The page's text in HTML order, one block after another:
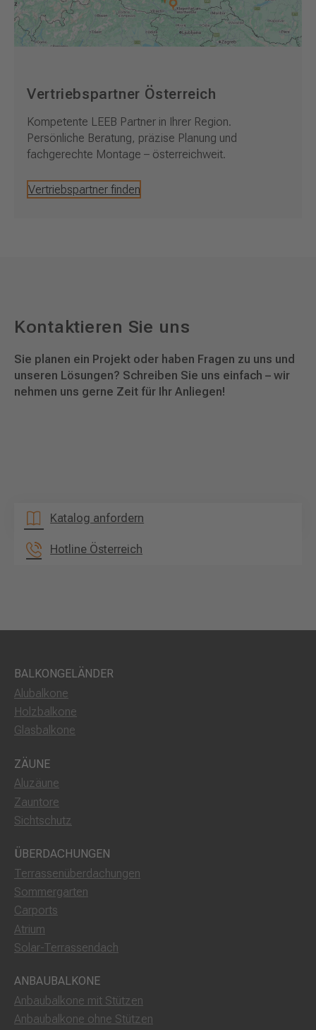
Vertriebspartner Österreich
Kompetente LEEB Partner in Ihrer Region.
Persönliche Beratung, präzise Planung und
fachgerechte Montage – österreichweit.
Vertriebspartner finden
Kontaktieren Sie uns
Sie planen ein Projekt oder haben Fragen zu uns und
unseren Lösungen? Schreiben Sie uns einfach – wir
nehmen uns gerne Zeit für Ihr Anliegen!
Katalog anfordern
Hotline Österreich
BALKONGELÄNDER
Alubalkone
Holzbalkone
Glasbalkone
ZÄUNE
Aluzäune
Zauntore
Sichtschutz
ÜBERDACHUNGEN
Terrassenüberdachungen
Sommergarten
Carports
Atrium
Solar-Terrassendach
ANBAUBALKONE
Anbaubalkone mit Stützen
Anbaubalkone ohne Stützen